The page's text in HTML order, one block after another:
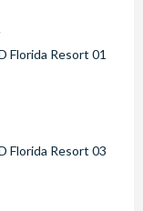
Florida Resort 01
Florida Resort 03